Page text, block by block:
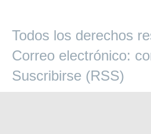
Todos los derechos
Correo electrónico:
Suscribirse (RSS)